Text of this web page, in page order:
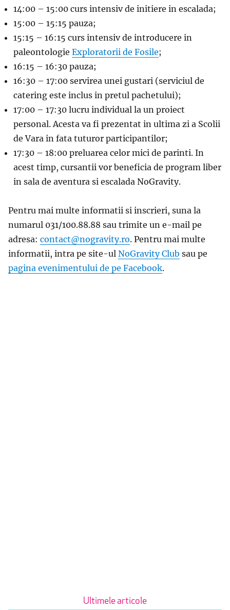
14:00 – 15:00 curs intensiv de initiere in escalada;
15:00 – 15:15 pauza;
15:15 – 16:15 curs intensiv de introducere in
paleontologie Exploratorii de Fosile;
16:15 – 16:30 pauza;
16:30 – 17:00 servirea unei gustari (serviciul de
catering este inclus in pretul pachetului);
17:00 – 17:30 lucru individual la un proiect
personal. Acesta va fi prezentat in ultima zi a Scolii
de Vara in fata tuturor participantilor;
17:30 – 18:00 preluarea celor mici de parinti. In
acest timp, cursantii vor beneficia de program liber
in sala de aventura si escalada NoGravity.
Pentru mai multe informatii si inscrieri, suna la
numarul 031/100.88.88 sau trimite un e-mail pe
adresa: contact@nogravity.ro. Pentru mai multe
informatii, intra pe site-ul NoGravity Club sau pe
pagina evenimentului de pe Facebook.
Ultimele articole